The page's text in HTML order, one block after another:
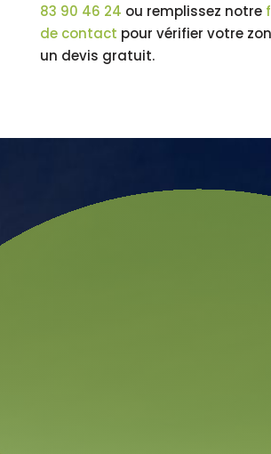
83 90 46 24 ou remplissez notre
de contact pour vérifier votre
un devis gratuit.